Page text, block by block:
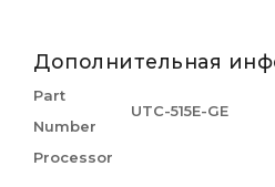
Дополнительная
Part
Number
UTC-515E-GE
Processor